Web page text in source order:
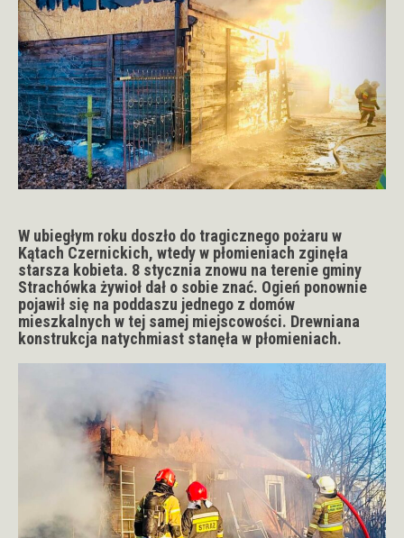
W ubiegłym roku doszło do tragicznego pożaru w
Kątach Czernickich, wtedy w płomieniach zginęła
starsza kobieta. 8 stycznia znowu na terenie gminy
Strachówka żywioł dał o sobie znać. Ogień ponownie
pojawił się na poddaszu jednego z domów
mieszkalnych w tej samej miejscowości. Drewniana
konstrukcja natychmiast stanęła w płomieniach.